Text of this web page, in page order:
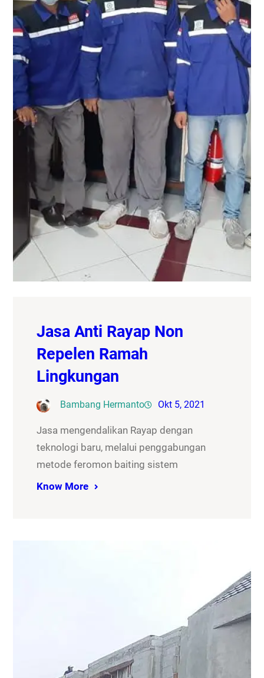
Jasa Anti Rayap Non
Repelen Ramah
Lingkungan
Bambang Hermanto Okt 5, 2021
Jasa mengendalikan Rayap dengan
teknologi baru, melalui penggabungan
metode feromon baiting sistem
Know More